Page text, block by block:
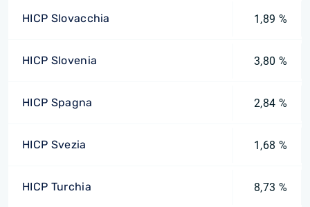
HICP Slovacchia 1,89 %
HICP Slovenia 3,80 %
HICP Spagna 2,84 %
HICP Svezia 1,68 %
HICP Turchia 8,73 %